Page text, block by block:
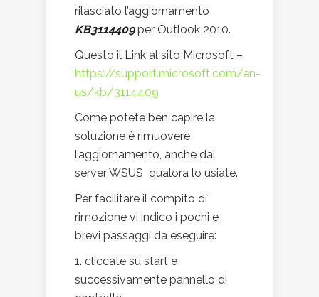
rilasciato l’aggiornamento
KB3114409per Outlook 2010.
Questo il Link al sito Microsoft –
https://support.microsoft.com/en-
us/kb/3114409
Come potete ben capire la
soluzione è rimuovere
l’aggiornamento, anche dal
server WSUS qualora lo usiate.
Per facilitare il compito di
rimozione vi indico i pochi e
brevi passaggi da eseguire:
cliccate su start e
successivamente pannello di